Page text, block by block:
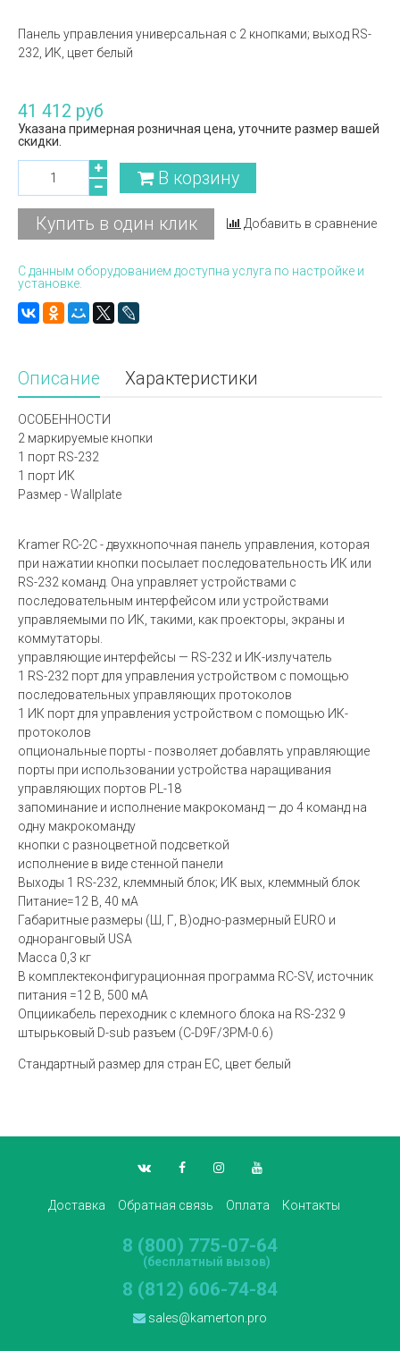
Панель управления универсальная с 2 кнопками; выход RS-
232, ИК, цвет белый
41 412 руб
Указана примерная розничная цена, уточните размер вашей
скидки.
В корзину
Купить в один клик Добавить в сравнение
С данным оборудованием доступна услуга по настройке и
установке.
Описание Характеристики
ОСОБЕННОСТИ
2 маркируемые кнопки
1 порт RS-232
1 порт ИК
Размер - Wallplate
Kramer RC-2C - двухкнопочная панель управления, которая
при нажатии кнопки посылает последовательность ИК или
RS-232 команд. Она управляет устройствами с
последовательным интерфейсом или устройствами
управляемыми по ИК, такими, как проекторы, экраны и
коммутаторы.
управляющие интерфейсы — RS-232 и ИК-излучатель
1 RS-232 порт для управления устройством с помощью
последовательных управляющих протоколов
1 ИК порт для управления устройством с помощью ИК-
протоколов
опциональные порты - позволяет добавлять управляющие
порты при использовании устройства наращивания
управляющих портов PL-18
запоминание и исполнение макрокоманд — до 4 команд на
одну макрокоманду
кнопки с разноцветной подсветкой
исполнение в виде стенной панели
Выходы 1 RS-232, клеммный блок; ИК вых, клеммный блок
Питание=12 В, 40 мА
Габаритные размеры (Ш, Г, В)одно-размерный EURO и
одноранговый USA
Масса 0,3 кг
В комплектеконфигурационная программа RC-SV, источник
питания =12 В, 500 мА
Опциикабель переходник с клемного блока на RS-232 9
штырьковый D-sub разъем (C-D9F/3PM-0.6)
Стандартный размер для стран ЕС, цвет белый
Доставка Обратная связь Оплата Контакты
8 (800) 775-07-64
(бесплатный вызов)
8 (812) 606-74-84
sales@kamerton.pro